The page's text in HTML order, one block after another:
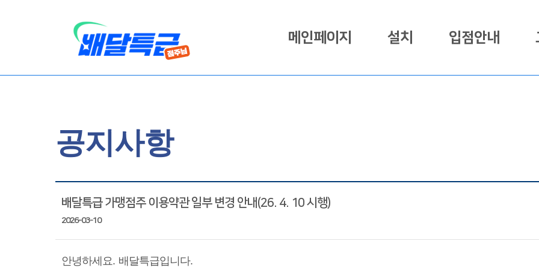
메인페이지 설치 입점안내
공지사항
배달특급 가맹점주 이용약관 일부 변경 안내(26. 4. 10 시행)
2026-03-10
안녕하세요. 배달특급입니다.